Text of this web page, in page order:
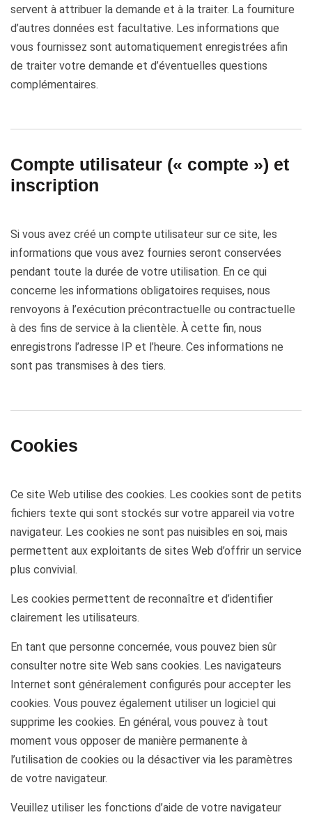
servent à attribuer la demande et à la traiter. La fourniture
d’autres données est facultative. Les informations que
vous fournissez sont automatiquement enregistrées afin
de traiter votre demande et d’éventuelles questions
complémentaires.
Compte utilisateur (« compte ») et
inscription
Si vous avez créé un compte utilisateur sur ce site, les
informations que vous avez fournies seront conservées
pendant toute la durée de votre utilisation. En ce qui
concerne les informations obligatoires requises, nous
renvoyons à l’exécution précontractuelle ou contractuelle
à des fins de service à la clientèle. À cette fin, nous
enregistrons l’adresse IP et l’heure. Ces informations ne
sont pas transmises à des tiers.
Cookies
Ce site Web utilise des cookies. Les cookies sont de petits
fichiers texte qui sont stockés sur votre appareil via votre
navigateur. Les cookies ne sont pas nuisibles en soi, mais
permettent aux exploitants de sites Web d’offrir un service
plus convivial.
Les cookies permettent de reconnaître et d’identifier
clairement les utilisateurs.
En tant que personne concernée, vous pouvez bien sûr
consulter notre site Web sans cookies. Les navigateurs
Internet sont généralement configurés pour accepter les
cookies. Vous pouvez également utiliser un logiciel qui
supprime les cookies. En général, vous pouvez à tout
moment vous opposer de manière permanente à
l’utilisation de cookies ou la désactiver via les paramètres
de votre navigateur.
Veuillez utiliser les fonctions d’aide de votre navigateur